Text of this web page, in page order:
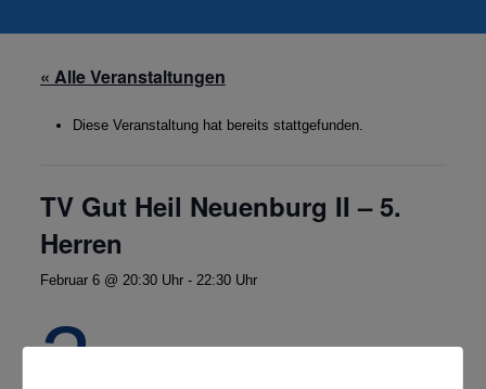
« Alle Veranstaltungen
Diese Veranstaltung hat bereits stattgefunden.
TV Gut Heil Neuenburg II – 5.
Herren
Februar 6 @ 20:30 Uhr- 22:30 Uhr
2.